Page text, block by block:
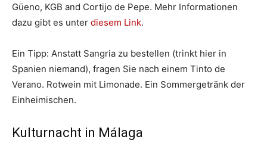
Güeno, KGB and Cortijo de Pepe. Mehr Informationen
dazu gibt es unter diesem Link.
Ein Tipp: Anstatt Sangria zu bestellen (trinkt hier in
Spanien niemand), fragen Sie nach einem Tinto de
Verano. Rotwein mit Limonade. Ein Sommergetränk der
Einheimischen.
Kulturnacht in Málaga